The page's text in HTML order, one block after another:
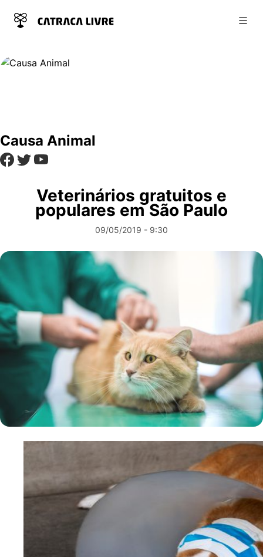
Causa Animal
Veterinários gratuitos e
populares em São Paulo
09/05/2019 - 9:30